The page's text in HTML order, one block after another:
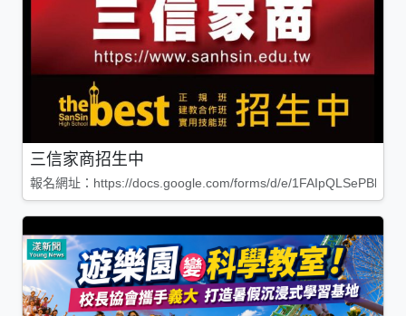
三信家商招生中
報名網址：https://docs.google.com/forms/d/e/